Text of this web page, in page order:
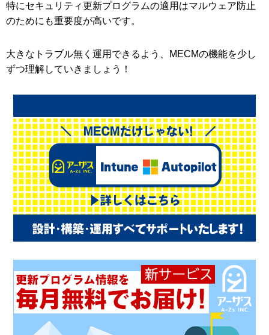
特にセキュリティ更新プログラムの適用はマルウェア防止
のためにも重要度が高いです。
大きなトラブル無く運用できるよう、MECMの機能を少し
ずつ理解していきましょう！